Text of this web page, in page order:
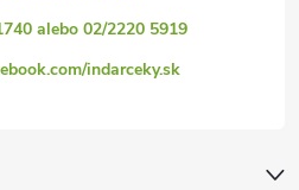
alebo 02/2220 5919
indarceky.sk